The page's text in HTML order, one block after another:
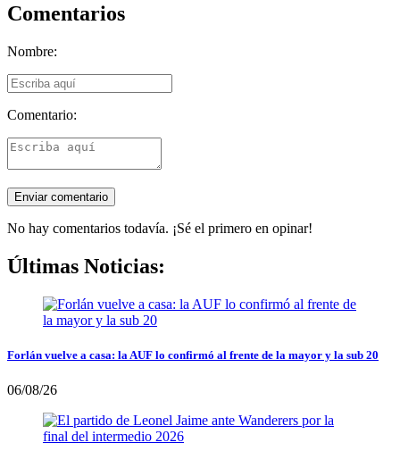
Comentarios
Nombre:
Comentario:
No hay comentarios todavía. ¡Sé el primero en opinar!
Últimas Noticias:
Forlán vuelve a casa: la AUF lo confirmó al frente de la mayor y la sub 20
06/08/26